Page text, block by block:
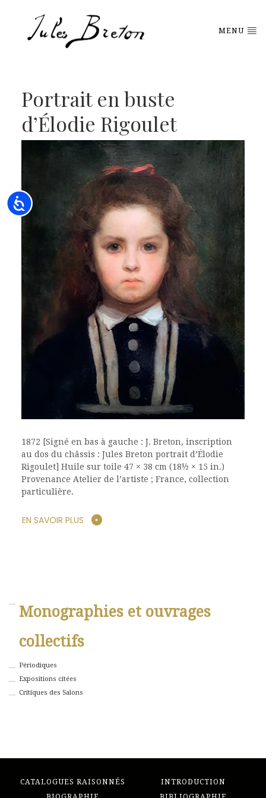
Accessibility
MENU
Portrait en buste
d’Élodie Rigoulet
1872 [Signé en bas à gauche : J. Breton, inscription
au dos du châssis : Jules Breton portrait d’Élodie
Rigoulet] Huile sur toile 47 × 38 cm (18½ × 15 in.)
Provenance Atelier de l’artiste ; France, collection
particulière.
EN SAVOIR PLUS
Monographies et ouvrages
collectifs
Périodiques
Expositions citées
Critiques des Salons
CATALOGUES RAISONNÉS
INTRODUCTION